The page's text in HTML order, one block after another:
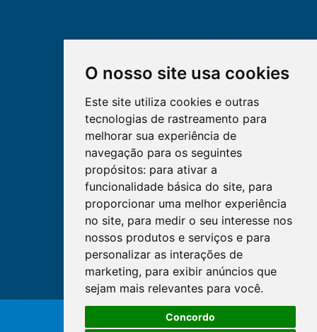
O nosso site usa cookies
Este site utiliza cookies e outras
tecnologias de rastreamento para
melhorar sua experiência de
navegação para os seguintes
propósitos: para ativar a
funcionalidade básica do site, para
proporcionar uma melhor experiência
no site, para medir o seu interesse nos
nossos produtos e serviços e para
personalizar as interações de
marketing, para exibir anúncios que
sejam mais relevantes para você.
Concordo